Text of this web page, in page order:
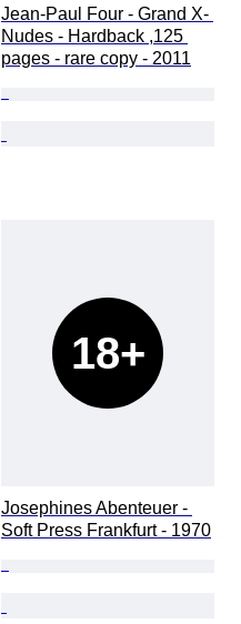
Jean-Paul Four - Grand X-
Nudes - Hardback ,125
pages - rare copy - 2011
18+
Josephines Abenteuer -
Soft Press Frankfurt - 1970